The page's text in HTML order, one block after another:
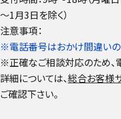
～1月3日を除く）
注意事項：
※電話番号はおかけ間違いの
※正確なご相談対応のため、
詳細については、総合お客様
ご確認下さい。